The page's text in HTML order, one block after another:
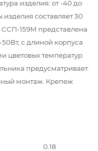
изделия: от -40 до
составляет 30
ССП-159М представлена
с длиной корпуса
цветовых температур
предусматривает
монтаж. Крепеж
0.18